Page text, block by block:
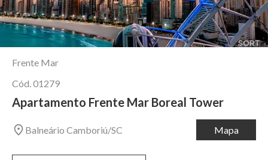
Frente Mar
Cód.01279
Apartamento Frente Mar Boreal Tower
Balneário Camboriú/SC Mapa